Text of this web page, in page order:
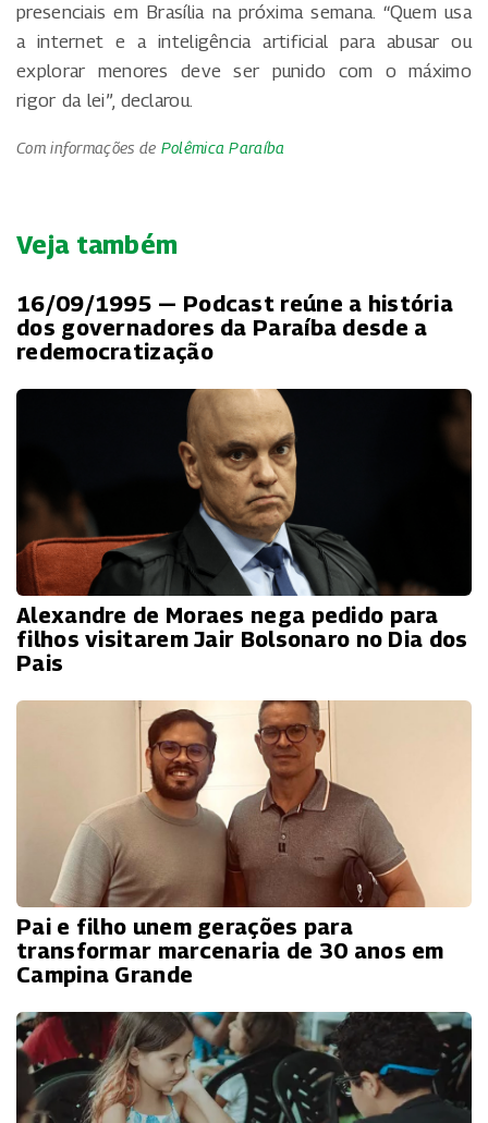
presenciais em Brasília na próxima semana. “Quem usa
a internet e a inteligência artificial para abusar ou
explorar menores deve ser punido com o máximo
rigor da lei”, declarou.
Com informações de Polêmica Paraíba
Veja também
16/09/1995 — Podcast reúne a história
dos governadores da Paraíba desde a
redemocratização
Alexandre de Moraes nega pedido para
filhos visitarem Jair Bolsonaro no Dia dos
Pais
Pai e filho unem gerações para
transformar marcenaria de 30 anos em
Campina Grande